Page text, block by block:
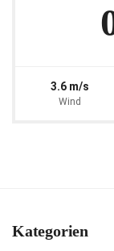
3.6 m/s
Wind
Kategorien